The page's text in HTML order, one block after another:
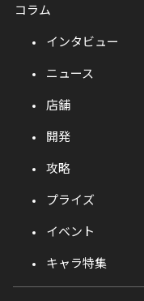
コラム
インタビュー
ニュース
店舗
開発
攻略
プライズ
イベント
キャラ特集